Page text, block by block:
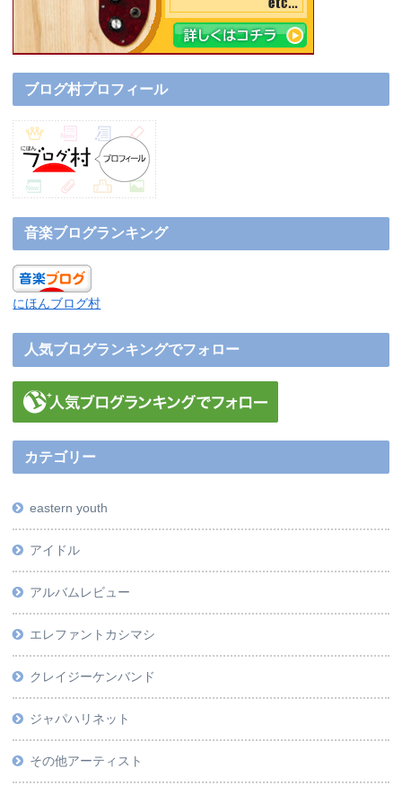
ブログ村プロフィール
音楽ブログランキング
にほんブログ村
人気ブログランキングでフォロー
カテゴリー
eastern youth
アイドル
アルバムレビュー
エレファントカシマシ
クレイジーケンバンド
ジャパハリネット
その他アーティスト